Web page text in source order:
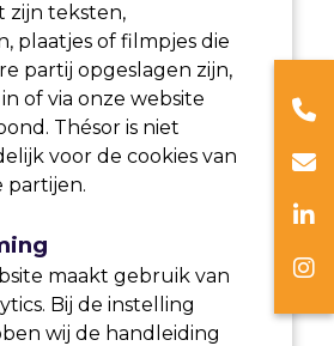
zijn teksten,
plaatjes of filmpjes die
partij opgeslagen zijn,
of via onze website
Thésor is niet
voor de cookies van
partijen.
maakt gebruik van
Bij de instelling
wij de handleiding